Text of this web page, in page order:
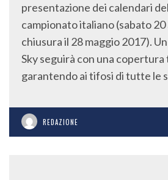
presentazione dei calendari
campionato italiano (sabato 20
chiusura il 28 maggio 2017).
Sky seguirà con una copertura
garantendo ai tifosi di tutte le
REDAZIONE